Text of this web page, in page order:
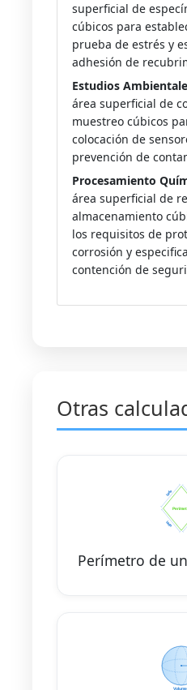
superficial de
cúbicos para
prueba de estrés y
adhesión de
Estudios
área superficial de
muestreo cúbicos
colocación de
prevención de
Procesamiento
área superficial de
almacenamiento
los requisitos de
corrosión y
contención de
Otras
Perímetro de